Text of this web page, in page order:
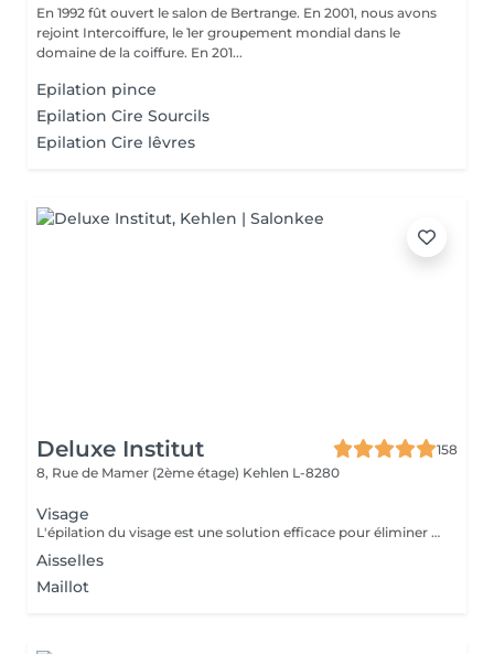
En 1992 fût ouvert le salon de Bertrange. En 2001, nous avons
rejoint Intercoiffure, le 1er groupement mondial dans le
domaine de la coiffure. En 201...
Epilation pince
Epilation Cire Sourcils
Epilation Cire lêvres
Deluxe Institut
158
8, Rue de Mamer (2ème étage) Kehlen L-8280
Visage
L'épilation du visage est une solution efficace pour éliminer les poils indésirables et obtenir une peau nette et lisse. Les Avantages de l'Épilation du Visage Une peau plus douce et uniforme Élimine les poils fins et le duvet pour un teint plus lumineux. Améliore l'absorption des soins et la tenue du maquillage. Un effet longue durée Contrairement au rasage, l'épilation retire le poil à la racine, ralentissant ainsi la repousse. Les poils repoussent plus fins et moins visibles avec le temps. Un visage plus net et soigné Redessine les contours du visage pour une apparence plus harmonieuse. Idéal pour des zones précises comme la lèvre supérieure, le menton ou les joues. À la cire : Efficace pour une peau lisse jusqu'à 3 à 4 semaines.
Aisselles
Maillot